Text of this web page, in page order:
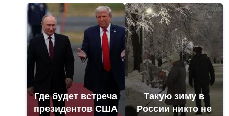
Где будет встреча
президентов США
Такую зиму в
России никто не